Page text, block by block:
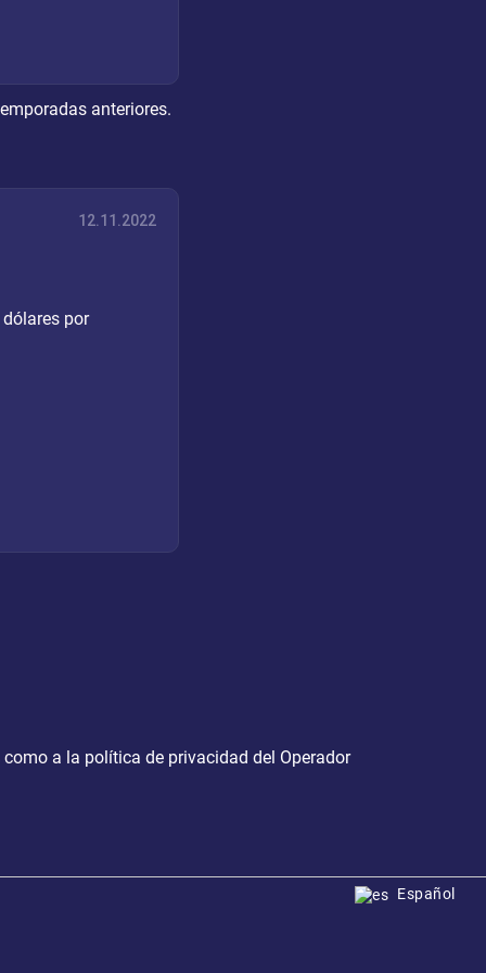
anteriores.
12.11.2022
por
como a la política de privacidad del Operador
Español